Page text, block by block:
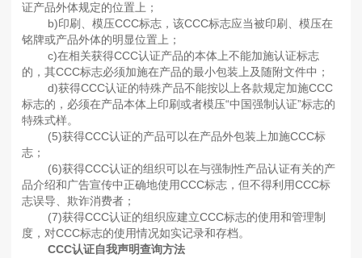
证产品外体规定的位置上；
b)印刷、模压CCC标志，该CCC标志应当被印刷、模压在
铭牌或产品外体的明显位置上；
c)在相关获得CCC认证产品的本体上不能加施认证标志
的，其CCC标志必须加施在产品的最小包装上及随附文件中；
d)获得CCC认证的特殊产品不能按以上各款规定加施CCC
标志的，必须在产品本体上印刷或者模压“中国强制认证”标志的
特殊式样。
(5)获得CCC认证的产品可以在产品外包装上加施CCC标
志；
(6)获得CCC认证的组织可以在与强制性产品认证有关的产
品介绍和广告宣传中正确地使用CCC标志，但不得利用CCC标
志误导、欺诈消费者；
(7)获得CCC认证的组织应建立CCC标志的使用和管理制
度，对CCC标志的使用情况如实记录和存档。
CCC认证自我声明查询方法